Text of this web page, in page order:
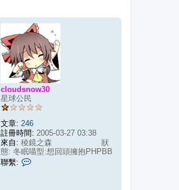
cloudsnow30
星球公民
文章: 246
註冊時間: 2005-03-27 03:38
來自: 稜鏡之森 狀
態: 冬眠喵型:想回頭擁抱PHPBB
聯繫: